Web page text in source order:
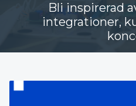
Bli inspirerad
integrationer,